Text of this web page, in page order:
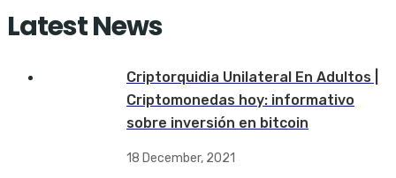
Latest News
Criptorquidia Unilateral En Adultos |
Criptomonedas hoy: informativo
sobre inversión en bitcoin
18 December, 2021